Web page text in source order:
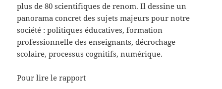
plus de 80 scientifiques de renom. Il dessine un
panorama concret des sujets majeurs pour notre
société : politiques éducatives, formation
professionnelle des enseignants, décrochage
scolaire, processus cognitifs, numérique.
Pour lire le rapport